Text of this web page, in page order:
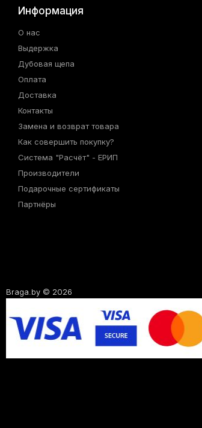
Информация
О нас
Выдержка
Дубовая щепа
Оплата
Доставка
Контакты
Замена и возврат товара
Как совершить покупку?
Система "Расчёт" - ЕРИП
Производители
Подарочные сертификаты
Партнёры
Braga.by © 2026